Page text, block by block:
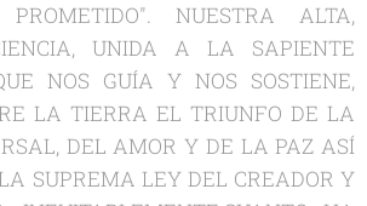
NUESTRA ALTA,
UNIDA A LA SAPIENTE
NOS GUÍA Y NOS SOSTIENE,
LA TIERRA EL TRIUNFO DE LA
DEL AMOR Y DE LA PAZ ASÍ
SUPREMA LEY DEL CREADOR Y